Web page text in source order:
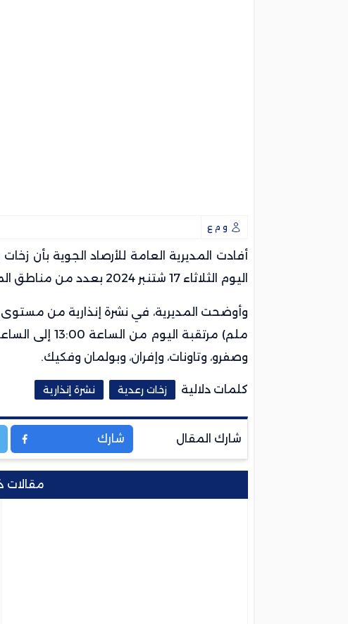
و م ع
أفادت المديرية العامة للأرصاد الجوية بأن
اليوم الثلاثاء 17 شتنبر 2024 بعدد من مناطق المملكة.
وصفرو، وتاونات، وإفران، وبولمان وفكيك.
كلمات دلالية زخات رعدية نشرة إنذارية
شارك المقال شارك
مقالات